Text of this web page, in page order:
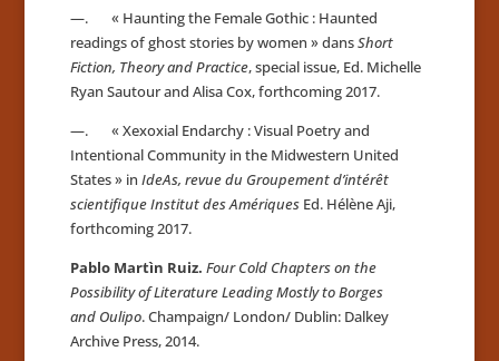
—. « Haunting the Female Gothic : Haunted
readings of ghost stories by women » dansShort
Fiction, Theory and Practice, special issue, Ed. Michelle
Ryan Sautour and Alisa Cox, forthcoming 2017.
—. « Xexoxial Endarchy : Visual Poetry and
Intentional Community in the Midwestern United
States » in IdeAs, revue du Groupement d’intérêt
scientifique Institut des Amériques Ed. Hélène Aji,
forthcoming 2017.
Pablo Martìn Ruiz. Four Cold Chapters on the
Possibility of Literature Leading Mostly to Borges
and Oulipo. Champaign/ London/ Dublin: Dalkey
Archive Press, 2014.